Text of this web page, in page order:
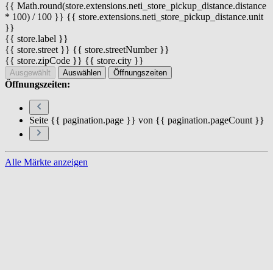
{{ Math.round(store.extensions.neti_store_pickup_distance.distance
* 100) / 100 }} {{ store.extensions.neti_store_pickup_distance.unit
}}
{{ store.label }}
{{ store.street }} {{ store.streetNumber }}
{{ store.zipCode }} {{ store.city }}
Ausgewählt Auswählen Öffnungszeiten
Öffnungszeiten:
Seite {{ pagination.page }} von {{ pagination.pageCount }}
Alle Märkte anzeigen